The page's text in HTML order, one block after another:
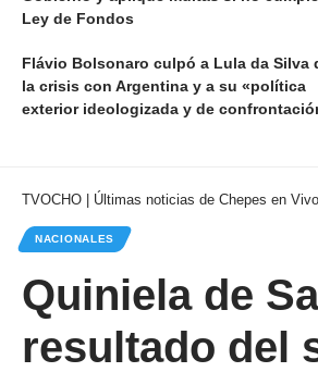
Ley de Fondos
Flávio Bolsonaro culpó a Lula da Silva
la crisis con Argentina y a su «política
exterior ideologizada y de
TVOCHO | Últimas noticias de Chepes en Vivo
NACIONALES
Quiniela de
resultado del